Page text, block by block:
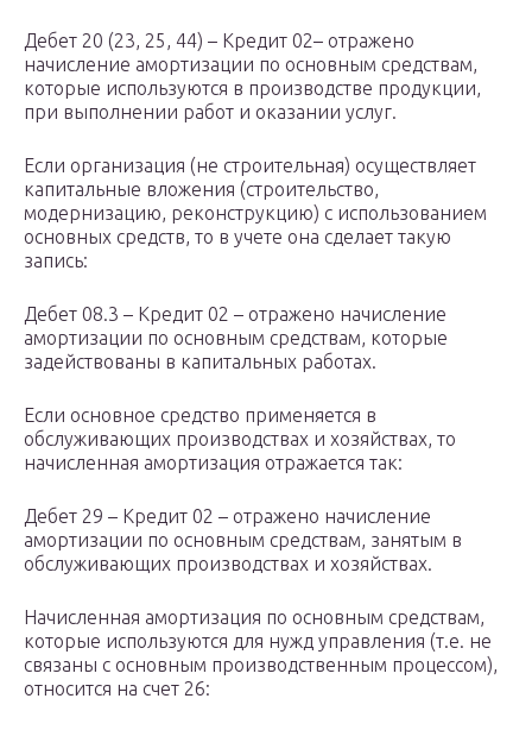
Дебет 20 (23, 25, 44) – Кредит 02– отражено
начисление амортизации по основным средствам,
которые используются в производстве продукции,
при выполнении работ и оказании услуг.
Если организация (не строительная) осуществляет
капитальные вложения (строительство,
модернизацию, реконструкцию) с использованием
основных средств, то в учете она сделает такую
запись:
Дебет 08.3 – Кредит 02 – отражено начисление
амортизации по основным средствам, которые
задействованы в капитальных работах.
Если основное средство применяется в
обслуживающих производствах и хозяйствах, то
начисленная амортизация отражается так:
Дебет 29 – Кредит 02 – отражено начисление
амортизации по основным средствам, занятым в
обслуживающих производствах и хозяйствах.
Начисленная амортизация по основным средствам,
которые используются для нужд управления (т.е. не
связаны с основным производственным процессом),
относится на счет 26: